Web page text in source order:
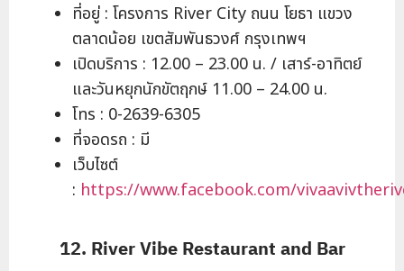
ที่อยู่ : โครงการ River City ถนน โยธา แขวง
ตลาดน้อย เขตสัมพันธวงศ์ กรุงเทพฯ
เปิดบริการ : 12.00 – 23.00 น. / เสาร์-อาทิตย์
และวันหยุกนักขัตฤกษ์ 11.00 – 24.00 น.
โทร : 0-2639-6305
ที่จอดรถ : มี
เว็บไซต์
: https://www.facebook.com/
12. River Vibe Restaurant and Bar